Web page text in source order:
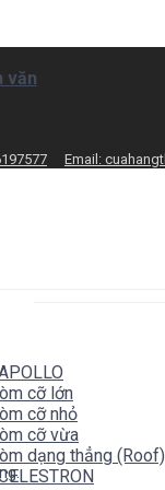
văn
Email:
cỡ lớn
cỡ nhỏ
cỡ vừa
dạng thẳng (Roof)